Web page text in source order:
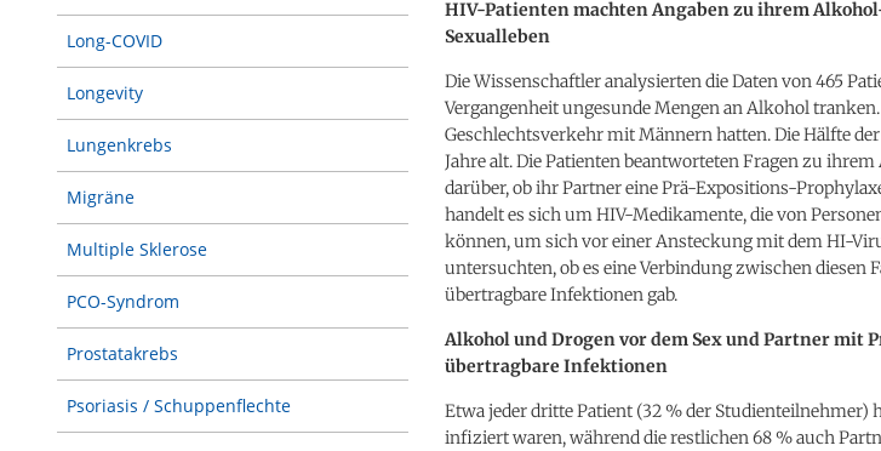
Long-COVID
Longevity
Lungenkrebs
Migräne
Multiple Sklerose
PCO-Syndrom
Prostatakrebs
Psoriasis / Schuppenflechte
HIV-Patienten machten Angaben zu ihrem
Sexualleben
Die Wissenschaftler analysierten die Daten von 465
Vergangenheit ungesunde Mengen an Alkohol
Geschlechtsverkehr mit Männern hatten. Die Hälfte
Jahre alt. Die Patienten beantworteten Fragen zu
darüber, ob ihr Partner eine Prä-Expositions-
handelt es sich um HIV-Medikamente, die von
können, um sich vor einer Ansteckung mit dem HI-
untersuchten, ob es eine Verbindung zwischen diesen
übertragbare Infektionen gab.
Alkohol und Drogen vor dem Sex und Partner mit
übertragbare Infektionen
Etwa jeder dritte Patient (32 % der Studienteilnehmer)
infiziert waren, während die restlichen 68 % auch